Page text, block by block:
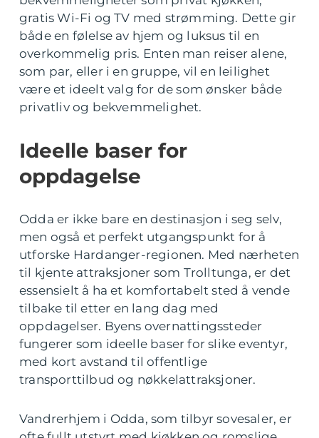
gratis Wi-Fi og TV med strømming. Dette gir
både en følelse av hjem og luksus til en
overkommelig pris. Enten man reiser alene,
som par, eller i en gruppe, vil en leilighet
være et ideelt valg for de som ønsker både
privatliv og bekvemmelighet.
Ideelle baser for
oppdagelse
Odda er ikke bare en destinasjon i seg selv,
men også et perfekt utgangspunkt for å
utforske Hardanger-regionen. Med nærheten
til kjente attraksjoner som Trolltunga, er det
essensielt å ha et komfortabelt sted å vende
tilbake til etter en lang dag med
oppdagelser. Byens overnattingssteder
fungerer som ideelle baser for slike eventyr,
med kort avstand til offentlige
transporttilbud og nøkkelattraksjoner.
Vandrerhjem i Odda, som tilbyr sovesaler, er